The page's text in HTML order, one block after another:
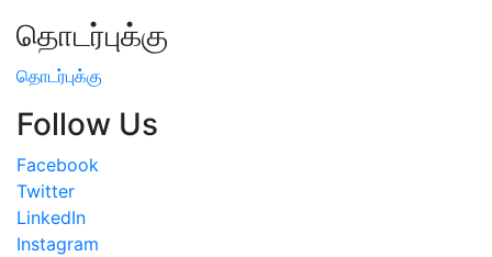
தொடர்புக்கு
தொடர்புக்கு
Follow Us
Facebook
Twitter
LinkedIn
Instagram